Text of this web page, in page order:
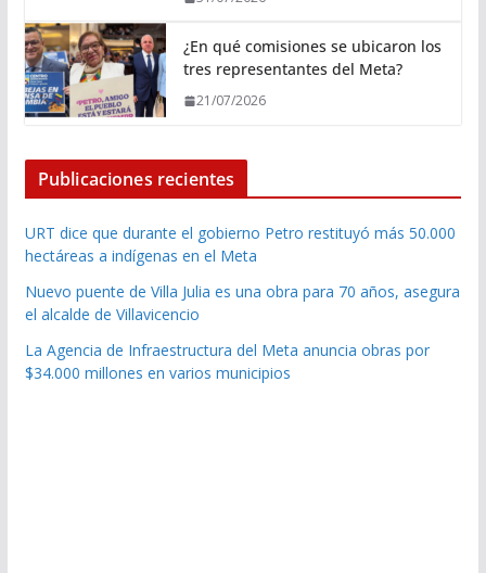
¿En qué comisiones se ubicaron los
tres representantes del Meta?
21/07/2026
Publicaciones recientes
URT dice que durante el gobierno Petro restituyó más 50.000
hectáreas a indígenas en el Meta
Nuevo puente de Villa Julia es una obra para 70 años, asegura
el alcalde de Villavicencio
La Agencia de Infraestructura del Meta anuncia obras por
$34.000 millones en varios municipios